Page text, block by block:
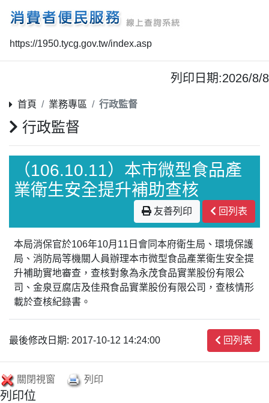
https://1950.tycg.gov.tw/index.asp
列印日期:2026/8/8
首頁 業務專區 行政監督
行政監督
（106.10.11）本市微型食品產
業衛生安全提升補助查核
友善列印 回列表
本局消保官於106年10月11日會同本府衛生局、環境保護
局、消防局等機關人員辦理本市微型食品產業衛生安全提
升補助實地審查，查核對象為永茂食品實業股份有限公
司、金泉豆腐店及佳飛食品實業股份有限公司，查核情形
載於查核紀錄書。
最後修改日期: 2017-10-12 14:24:00 回列表
關閉視窗 列印
列印位